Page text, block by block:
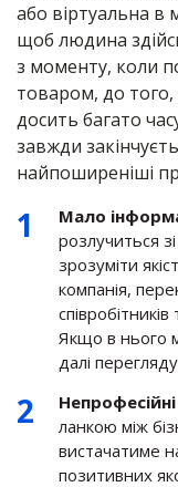
або віртуальна в
щоб людина
з моменту, коли
товаром, до того,
досить багато
завжди
найпоширеніші
Мало
розлучиться
зрозуміти
компанія,
Якщо в нього
далі
Не
ланкою між
вистачатиме
позитивних